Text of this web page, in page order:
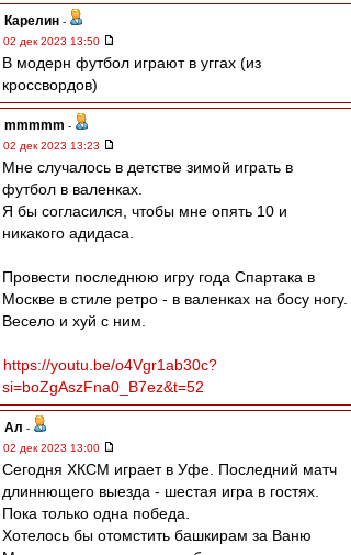
Карелин -
02 дек 2023 13:50
В модерн футбол играют в уггах (из
кроссвордов)
mmmmm -
02 дек 2023 13:23
Мне случалось в детстве зимой играть в
футбол в валенках.
Я бы согласился, чтобы мне опять 10 и
никакого адидаса.
Провести последнюю игру года Спартака в
Москве в стиле ретро - в валенках на босу ногу.
Весело и хуй с ним.
https://youtu.be/o4Vgr1ab30c?
si=boZgAszFna0_B7ez&t=52
Ал -
02 дек 2023 13:00
Сегодня ХКСМ играет в Уфе. Последний матч
длиннющего выезда - шестая игра в гостях.
Пока только одна победа.
Хотелось бы отомстить башкирам за Ваню